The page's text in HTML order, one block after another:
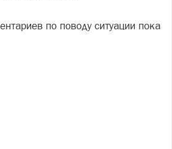
по поводу ситуации пока